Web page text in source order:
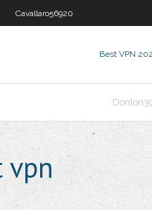
Cavallaro56920
Best VPN
vpn